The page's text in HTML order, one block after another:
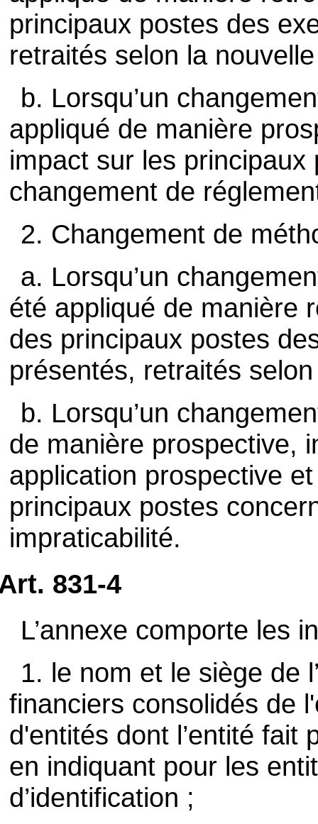
principaux postes des
retraités selon la
b. Lorsqu’un
appliqué de manière
impact sur les
changement de
2. Changement de
a. Lorsqu’un
été appliqué de manière
des principaux postes
présentés, retraités
b. Lorsqu’un
de manière prospective,
application prospective
principaux postes
impraticabilité.
831-4
L’annexe comporte les
1. le nom et le siège de
financiers consolidés de
d'entités dont l’entité fait
en indiquant pour les
d’identification ;